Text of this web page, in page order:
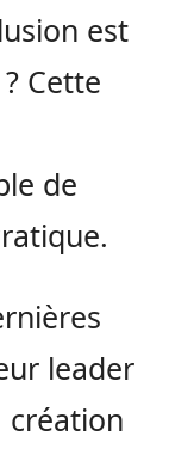
est
Cette
de
leader
création